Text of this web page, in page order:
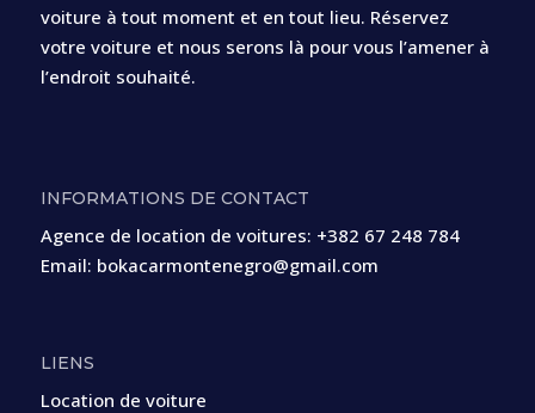
voiture à tout moment et en tout lieu. Réservez
votre voiture et nous serons là pour vous l’amener à
l’endroit souhaité.
INFORMATIONS DE CONTACT
Agence de location de voitures: +382 67 248 784
Email: bokacarmontenegro@gmail.com
LIENS
Location de voiture